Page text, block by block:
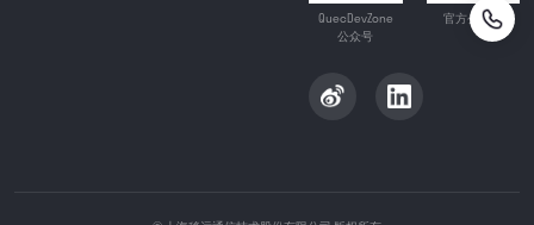
QuecDevZone
公众号
官方公众号